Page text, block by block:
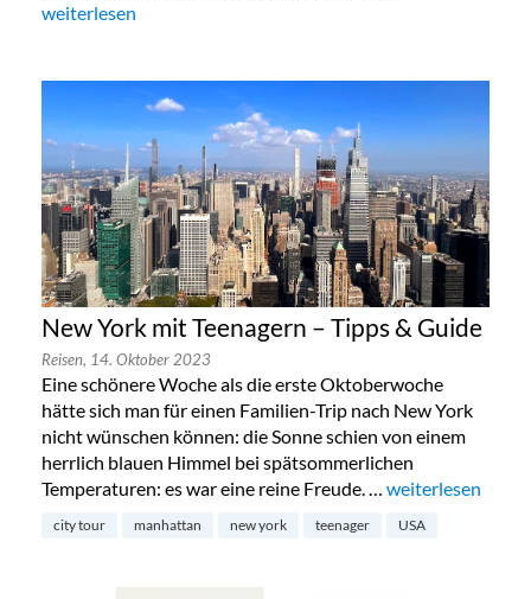
„Lala Berlin Flash Sale in München 24. bis 26.Oktober 2023“
weiterlesen
New York mit Teenagern – Tipps & Guide
Reisen, 14. Oktober 2023
Eine schönere Woche als die erste Oktoberwoche
hätte sich man für einen Familien-Trip nach New York
nicht wünschen können: die Sonne schien von einem
herrlich blauen Himmel bei spätsommerlichen
Temperaturen: es war eine reine Freude. … „New York mit
weiterlesen
city tour manhattan new york teenager USA